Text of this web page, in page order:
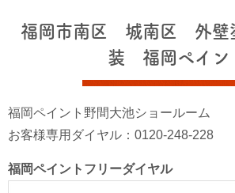
福岡市南区 城南区 外壁
装 福岡ペイン
福岡ペイント野間大池ショールーム
お客様専用ダイヤル：0120-248-228
福岡ペイントフリーダイヤル